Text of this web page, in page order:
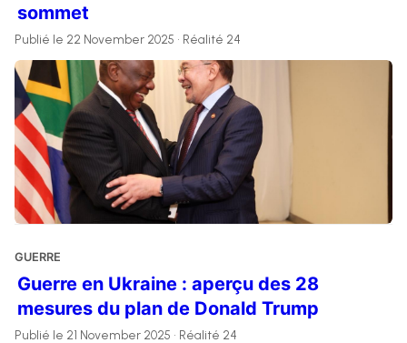
sommet
Publié le 22 November 2025 • Réalité 24
GUERRE
Guerre en Ukraine : aperçu des 28
mesures du plan de Donald Trump
Publié le 21 November 2025 • Réalité 24